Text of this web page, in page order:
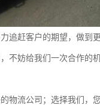
追赶客户的期望，做到
不妨给我们一次合作的
物流公司；选择我们，